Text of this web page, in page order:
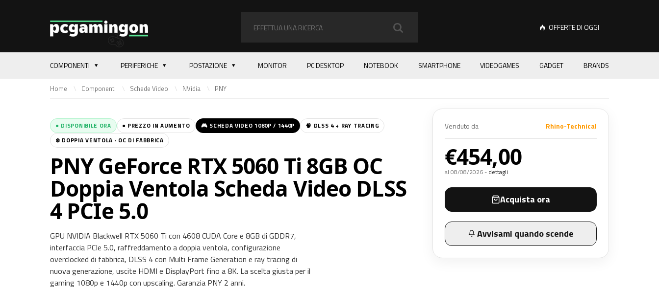
OFFERTE DI OGGI
COMPONENTI PERIFERICHE POSTAZIONE MONITOR PC DESKTOP NOTEBOOK SMARTPHONE VIDEOGAMES GADGET BRANDS
Home Componenti Schede Video NVidia PNY
● DISPONIBILE ORA ● PREZZO IN AUMENTO 🎮 SCHEDA VIDEO 1080P / 1440P
🧠 DLSS 4 + RAY TRACING
❄️ DOPPIA VENTOLA · OC DI FABBRICA
PNY GeForce RTX 5060 Ti 8GB OC
Doppia Ventola Scheda Video DLSS
4 PCIe 5.0
GPU NVIDIA Blackwell RTX 5060 Ti con 4608 CUDA Core e 8GB di GDDR7,
interfaccia PCIe 5.0, raffreddamento a doppia ventola, configurazione
overclocked di fabbrica, DLSS 4 con Multi Frame Generation e ray tracing di
nuova generazione, uscite HDMI e DisplayPort fino a 8K. La scelta giusta per il
gaming 1080p e 1440p con upscaling. Garanzia PNY 2 anni.
Venduto da Rhino-Technical
€454,00
al 08/08/2026 - dettagli
Acquista ora
Avvisami quando scende